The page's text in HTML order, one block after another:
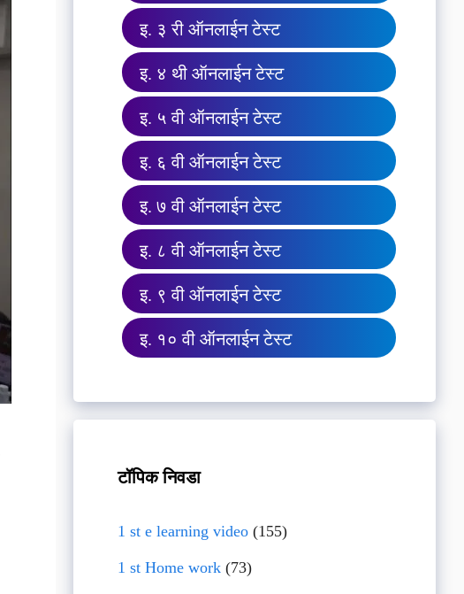
इ. ३ री ऑनलाईन टेस्ट
इ. ४ थी ऑनलाईन टेस्ट
इ. ५ वी ऑनलाईन टेस्ट
इ. ६ वी ऑनलाईन टेस्ट
इ. ७ वी ऑनलाईन टेस्ट
इ. ८ वी ऑनलाईन टेस्ट
इ. ९ वी ऑनलाईन टेस्ट
इ. १० वी ऑनलाईन टेस्ट
टॉपिक निवडा
1 st e learning video(155)
1 st Home work(73)